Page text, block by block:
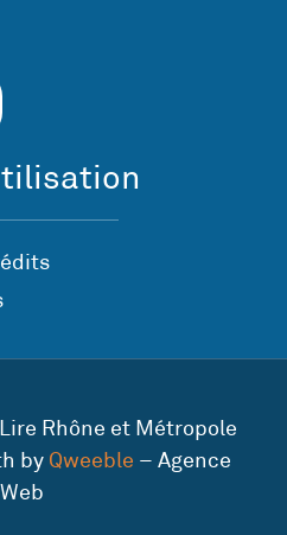
Rhône et Métropole
by Qweeble – Agence
Web